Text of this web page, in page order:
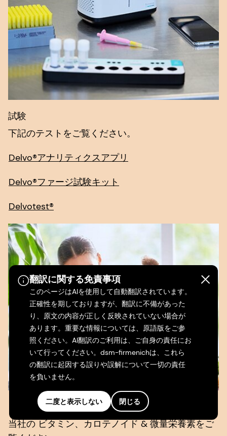
試験
下記のテストをご覧ください。
Delvo®アナリティクスアプリ
Delvo®ファージ試験キット
Delvotest®
ビタミン、カロテノイド & 微量栄養素
当社の ビタミン、カロテノイド & 微量栄養素をご
翻訳に関する免責事項
このページはAIを使用して自動翻訳されています。
正確性を期しておりますが、翻訳に不備があった
り、原文の内容が正しく反映されていない場合が
あります。重要な情報については、原語版をご参
照ください。AI翻訳のご利用は、ご自身の責任にお
いて行ってください。dsm-firmenichは、これら
の翻訳に起因する誤りや誤解について一切の責任
を負いません。
二度と表示しない 閉じる